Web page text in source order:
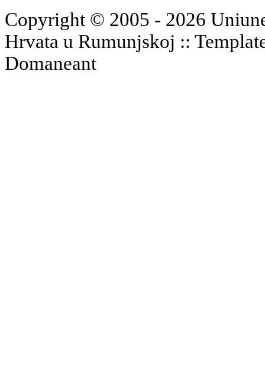
Copyright © 2005 - 2026
Hrvata u Rumunjskoj ::
Domaneant